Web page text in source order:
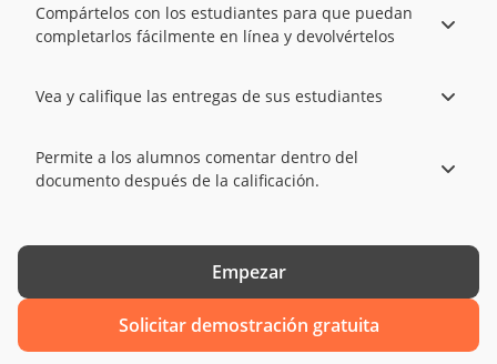
Compártelos con los estudiantes para que puedan
completarlos fácilmente en línea y devolvértelos
Vea y califique las entregas de sus estudiantes
Permite a los alumnos comentar dentro del
documento después de la calificación.
Empezar
Solicitar demostración gratuita